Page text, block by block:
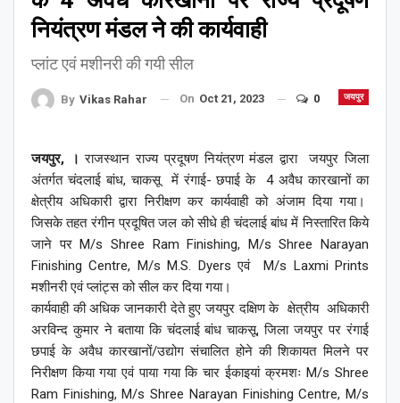
नियंत्रण मंडल ने की कार्यवाही
प्लांट एवं मशीनरी की गयी सील
जयपुर
By Vikas Rahar On Oct 21, 2023 0
जयपुर, । राजस्थान राज्य प्रदूषण नियंत्रण मंडल द्वारा जयपुर जिला
अंतर्गत चंदलाई बांध, चाकसू में रंगाई- छपाई के 4 अवैध कारखानों का
क्षेत्रीय अधिकारी द्वारा निरीक्षण कर कार्यवाही को अंजाम दिया गया।
जिसके तहत रंगीन प्रदूषित जल को सीधे ही चंदलाई बांध में निस्तारित किये
जाने पर M/s Shree Ram Finishing, M/s Shree Narayan
Finishing Centre, M/s M.S. Dyers एवं M/s Laxmi Prints
मशीनरी एवं प्लांट्स को सील कर दिया गया।
कार्यवाही की अधिक जानकारी देते हुए जयपुर दक्षिण के क्षेत्रीय अधिकारी
अरविन्द कुमार ने बताया कि चंदलाई बांध चाकसू, जिला जयपुर पर रंगाई
छपाई के अवैध कारखानों/उद्योग संचालित होने की शिकायत मिलने पर
निरीक्षण किया गया एवं पाया गया कि चार ईकाइयां क्रमशः M/s Shree
Ram Finishing, M/s Shree Narayan Finishing Centre, M/s